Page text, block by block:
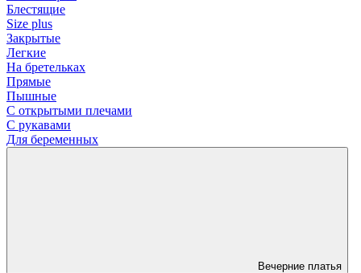
Блестящие
Size plus
Закрытые
Легкие
На бретельках
Прямые
Пышные
С открытыми плечами
С рукавами
Для беременных
Вечерние платья